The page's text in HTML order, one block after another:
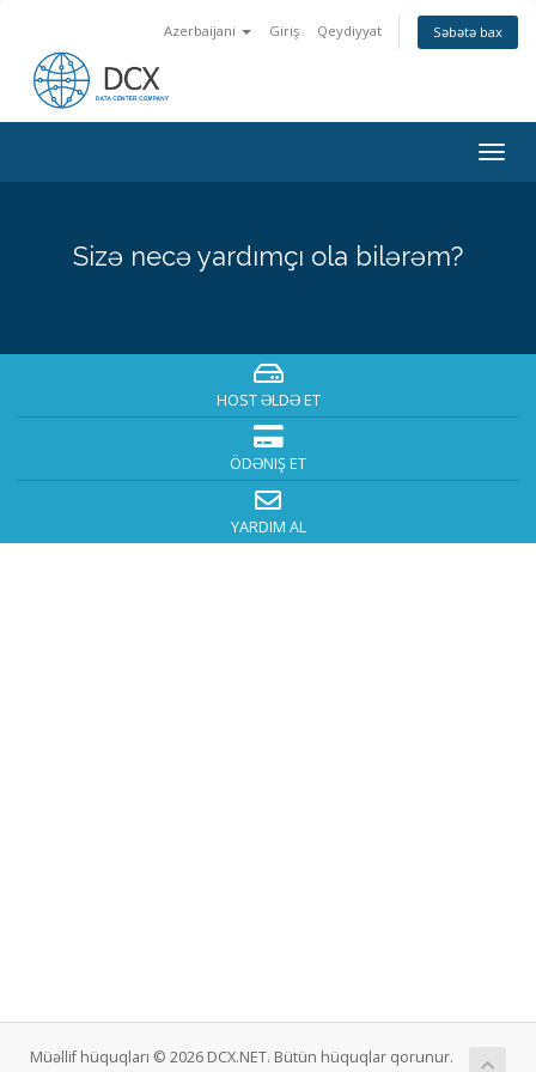
Azerbaijani Giriş Qeydiyyat Səbətə bax
Sizə necə yardımçı ola bilərəm?
HOST ƏLDƏ ET
ÖDƏNIŞ ET
YARDIM AL
Müəllif hüquqları © 2026 DCX.NET. Bütün hüquqlar qorunur.